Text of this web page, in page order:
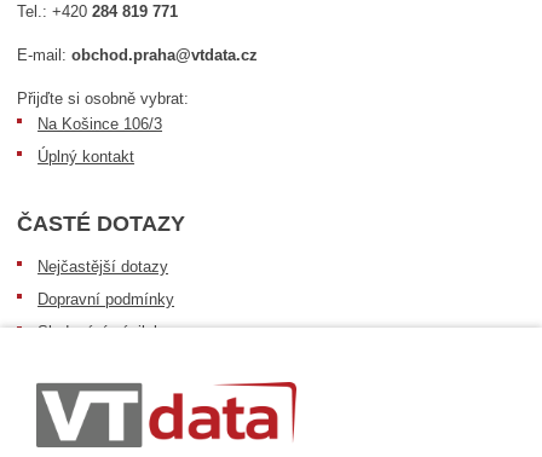
Tel.:+420284 819 771
E-mail:obchod.praha@vtdata.cz
Přijďte si osobně vybrat:
Na Košince 106/3
Úplný kontakt
ČASTÉ DOTAZY
Nejčastější dotazy
Dopravní podmínky
Sledování zásilek
Informace k dostupnosti zboží
Obecné informace